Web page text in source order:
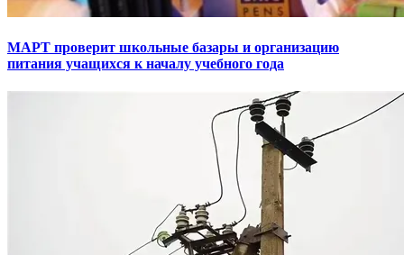
МАРТ проверит школьные базары и организацию
питания учащихся к началу учебного года